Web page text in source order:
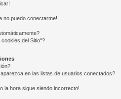
no puedo conectarme!
del Sitio"?
en las listas de usuarios conectados?
la hora sigue siendo incorrecto!